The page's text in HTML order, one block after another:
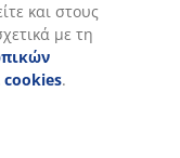
και στους
με τη
cookies.